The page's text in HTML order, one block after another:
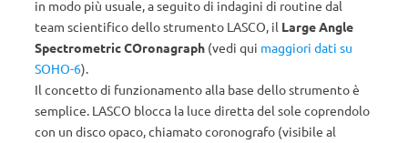
in modo più usuale, a seguito di indagini di routine dal
team scientifico dello strumento LASCO, il Large Angle
Spectrometric COronagraph (vedi qui maggiori dati su
SOHO-6).
Il concetto di funzionamento alla base dello strumento è
semplice. LASCO blocca la luce diretta del sole coprendolo
con un disco opaco, chiamato coronografo (visibile al